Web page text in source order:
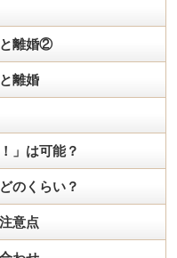
と離婚②
離婚
」は可能？
のくらい？
意点